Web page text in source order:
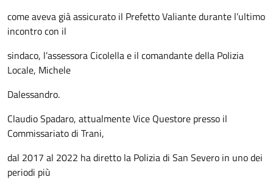
come aveva già assicurato il Prefetto Valiante durante l’ultimo
incontro con il
sindaco, l’assessora Cicolella e il comandante della Polizia
Locale, Michele
Dalessandro.
Claudio Spadaro, attualmente Vice Questore presso il
Commissariato di Trani,
dal 2017 al 2022 ha diretto la Polizia di San Severo in uno dei
periodi più